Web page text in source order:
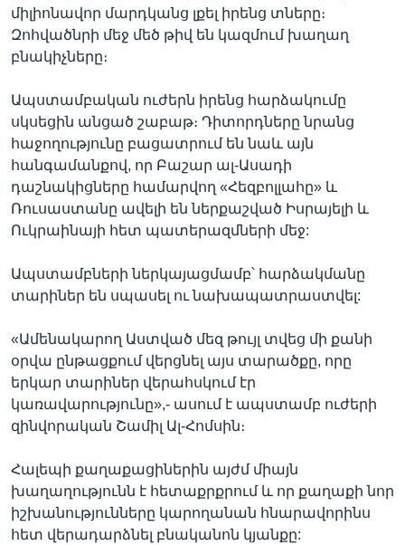
միլիոնավոր մարդկանց լքել իրենց տները։
Զոհվածնրի մեջ մեծ թիվ են կազմում խաղաղ
բնակիչները։
Ապստամբական ուժերն իրենց հարձակումը
սկսեցին անցած շաբաթ։ Դիտորդները նրանց
հաջողությունը բացատրում են նաև այն
հանգամանքով, որ Բաշար ալ-Ասադի
դաշնակիցները համարվող «Հեզբոլլահը» և
Ռուսաստանը ավելի են ներքաշված Իսրայելի և
Ուկրաինայի հետ պատերազմների մեջ:
Ապստամբների ներկայացմամբ՝ հարձակմանը
տարիներ են սպասել ու նախապատրաստվել:
«Ամենակարող Աստված մեզ թույլ տվեց մի քանի
օրվա ընթացքում վերցնել այս տարածքը, որը
երկար տարիներ վերահսկում էր
կառավարությունը»,- ասում է ապստամբ ուժերի
զինվորական Շամիլ Ալ-Հոմսին։
Հալեպի քաղաքացիներին այժմ միայն
խաղաղությունն է հետաքրքրում և որ քաղաքի նոր
իշխանությունները կարողանան հնարավորինս
հետ վերադարձնել բնականոն կյանքը: